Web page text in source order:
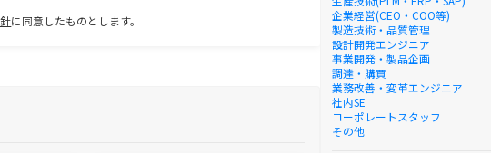
に同意したものとします。
企業経営(CEO・COO等)
製造技術・品質管理
設計開発エンジニア
事業開発・製品企画
調達・購買
業務改善・変革エンジニア
社内SE
コーポレートスタッフ
その他